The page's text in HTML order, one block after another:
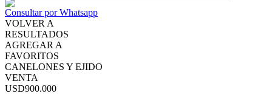
Consultar por Whatsapp
VOLVER A
RESULTADOS
AGREGAR A
FAVORITOS
CANELONES Y EJIDO
VENTA
USD900.000